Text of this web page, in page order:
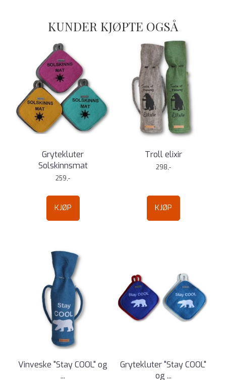
KUNDER KJØPTE OGSÅ
Grytekluter
Solskinnsmat
259,-
KJØP
Troll elixir
298,-
KJØP
Vinveske "Stay COOL" og
...
Grytekluter "Stay COOL"
og ...